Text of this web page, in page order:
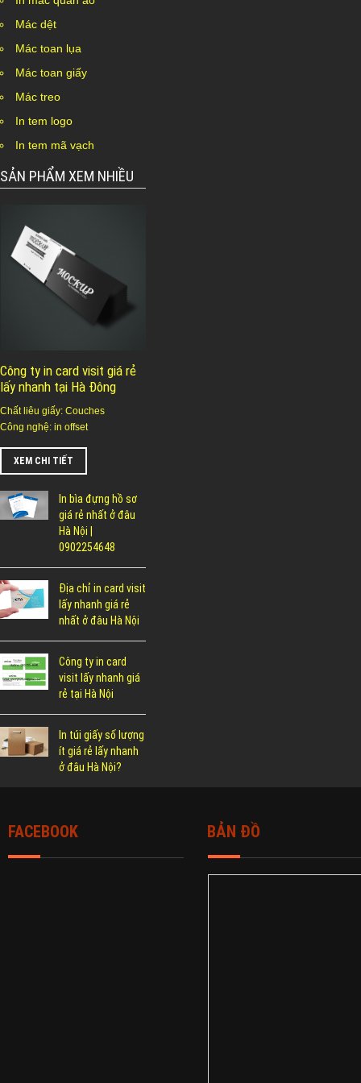
Mác dệt
Mác toan lụa
Mác toan giấy
Mác treo
In tem logo
In tem mã vạch
SẢN PHẨM XEM NHIỀU
Công ty in card visit giá rẻ
lấy nhanh tại Hà Đông
Chất liêu giấy: Couches
Công nghệ: in offset
XEM CHI TIẾT
In bìa đựng hồ sơ
giá rẻ nhất ở đâu
Hà Nội |
0902254648
Địa chỉ in card visit
lấy nhanh giá rẻ
nhất ở đâu Hà Nội
Công ty in card
visit lấy nhanh giá
rẻ tại Hà Nội
In túi giấy số lượng
ít giá rẻ lấy nhanh
ở đâu Hà Nội?
FACEBOOK BẢN ĐỒ